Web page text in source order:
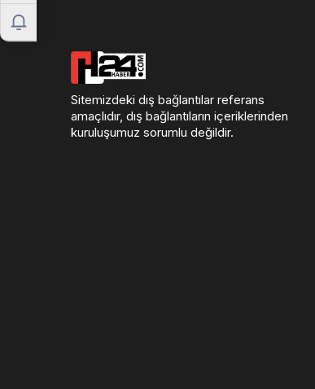
Sitemizdeki dış bağlantılar referans
amaçlıdır, dış bağlantıların içeriklerinden
kuruluşumuz sorumlu değildir.